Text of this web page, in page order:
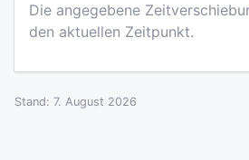
Die angegebene
den aktuellen Zeitpunkt.
Stand: 7. August 2026